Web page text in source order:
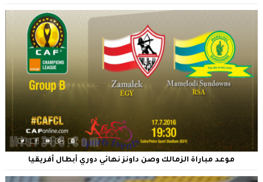
موعد مباراة الزمالك وصن داونز نهائي دوري أبطال أفريقيا